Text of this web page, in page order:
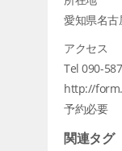
愛知県名古
アクセス
Tel 090-
http://
予約必要
関連タグ